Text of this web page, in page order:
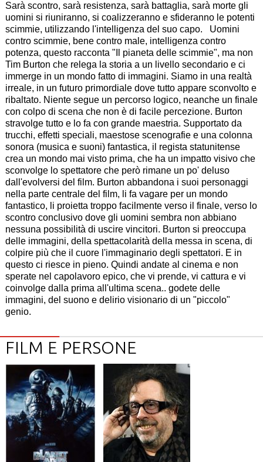
Sarà scontro, sarà resistenza, sarà battaglia, sarà morte gli
uomini si riuniranno, si coalizzeranno e sfideranno le potenti
scimmie, utilizzando l'intelligenza del suo capo. Uomini
contro scimmie, bene contro male, intelligenza contro
potenza, questo racconta "Il pianeta delle scimmie", ma non
Tim Burton che relega la storia a un livello secondario e ci
immerge in un mondo fatto di immagini. Siamo in una realtà
irreale, in un futuro primordiale dove tutto appare sconvolto e
ribaltato. Niente segue un percorso logico, neanche un finale
con colpo di scena che non è di facile percezione. Burton
stravolge tutto e lo fa con grande maestria. Supportato da
trucchi, effetti speciali, maestose scenografie e una colonna
sonora (musica e suoni) fantastica, il regista statunitense
crea un mondo mai visto prima, che ha un impatto visivo che
sconvolge lo spettatore che però rimane un po' deluso
dall'evolversi del film. Burton abbandona i suoi personaggi
nella parte centrale del film, li fa vagare per un mondo
fantastico, li proietta troppo facilmente verso il finale, verso lo
scontro conclusivo dove gli uomini sembra non abbiano
nessuna possibilità di uscire vincitori. Burton si preoccupa
delle immagini, della spettacolarità della messa in scena, di
colpire più che il cuore l'immaginario degli spettatori. E in
questo ci riesce in pieno. Quindi andate al cinema e non
sperate nel capolavoro epico, che vi prende, vi cattura e vi
coinvolge dalla prima all'ultima scena.. godete delle
immagini, del suono e delirio visionario di un "piccolo"
genio.
FILM E PERSONE